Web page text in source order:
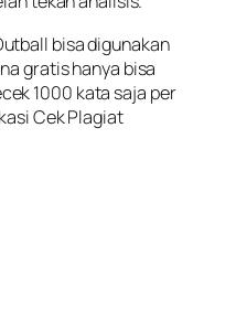
bisa digunakan
gratis hanya bisa
1000 kata saja per
Cek Plagiat